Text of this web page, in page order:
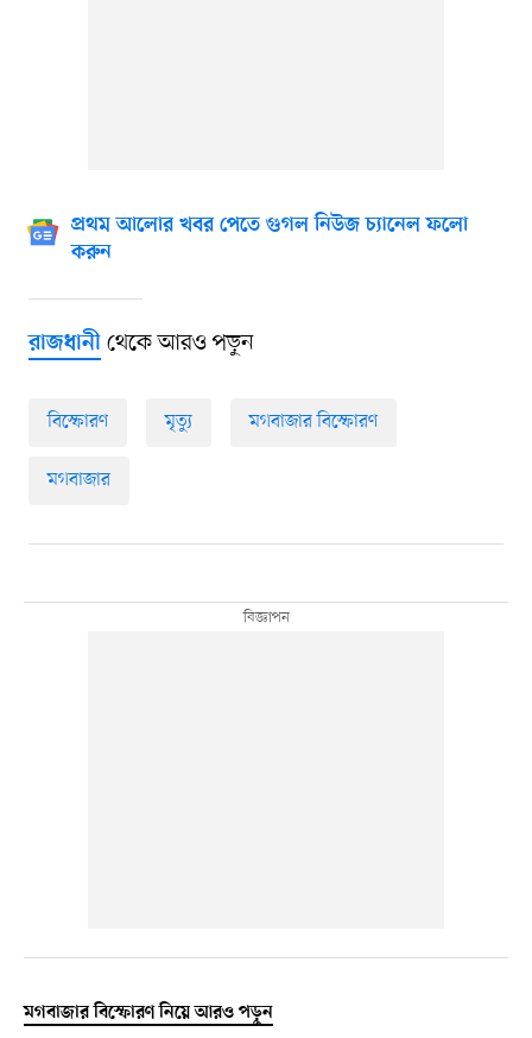
প্রথম আলোর খবর পেতে গুগল নিউজ চ্যানেল ফলো
করুন
রাজধানীথেকে আরও পড়ুন
বিস্ফোরণ মৃত্যু মগবাজার বিস্ফোরণ
মগবাজার
মগবাজার বিস্ফোরণ নিয়ে আরও পড়ুন